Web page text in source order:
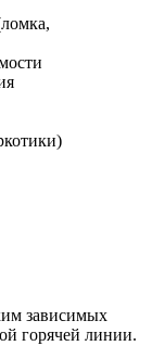
зависимых
горячей линии.